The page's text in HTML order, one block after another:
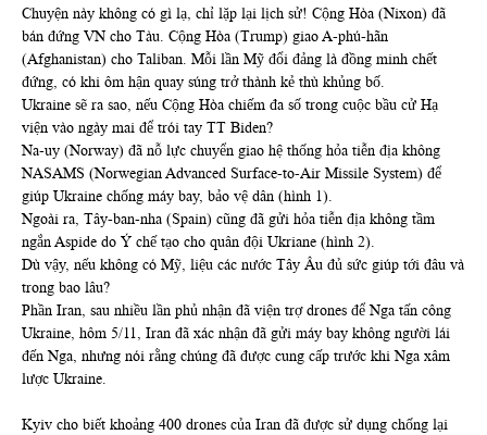
Chuyện này không có gì lạ, chỉ lặp lại lịch sử! Cộng Hòa (Nixon) đã
bán đứng VN cho Tàu. Cộng Hòa (Trump) giao A-phú-hãn
(Afghanistan) cho Taliban. Mỗi lần Mỹ đổi đảng là đồng minh chết
đứng, có khi ôm hận quay súng trở thành kẻ thù khủng bố.
Ukraine sẽ ra sao, nếu Cộng Hòa chiếm đa số trong cuộc bầu cử Hạ
viện vào ngày mai để trói tay TT Biden?
Na-uy (Norway) đã nỗ lực chuyển giao hệ thống hỏa tiễn địa không
NASAMS (Norwegian Advanced Surface-to-Air Missile System) để
giúp Ukraine chống máy bay, bảo vệ dân (hình 1).
Ngoài ra, Tây-ban-nha (Spain) cũng đã gửi hỏa tiễn địa không tầm
ngắn Aspide do Ý chế tạo cho quân đội Ukriane (hình 2).
Dù vậy, nếu không có Mỹ, liệu các nước Tây Âu đủ sức giúp tới đâu và
trong bao lâu?
Phần Iran, sau nhiều lần phủ nhận đã viện trợ drones để Nga tấn công
Ukraine, hôm 5/11, Iran đã xác nhận đã gửi máy bay không người lái
đến Nga, nhưng nói rằng chúng đã được cung cấp trước khi Nga xâm
lược Ukraine.
Kyiv cho biết khoảng 400 drones của Iran đã được sử dụng chống lại